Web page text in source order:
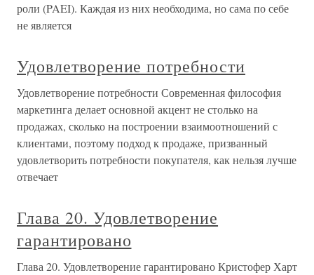
роли (PAEI). Каждая из них необходима, но сама по себе
не является
Удовлетворение потребности
Удовлетворение потребности Современная философия
маркетинга делает основной акцент не столько на
продажах, сколько на построении взаимоотношений с
клиентами, поэтому подход к продаже, призванный
удовлетворить потребности покупателя, как нельзя лучше
отвечает
Глава 20. Удовлетворение
гарантировано
Глава 20. Удовлетворение гарантировано Кристофер Харт